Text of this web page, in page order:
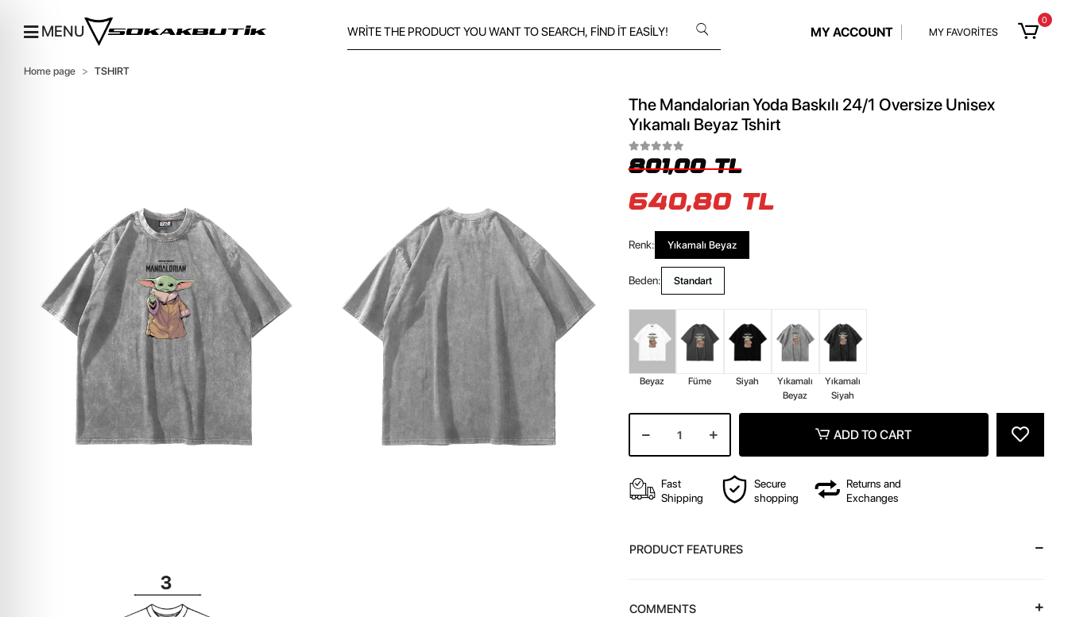
MENU MY ACCOUNT MY FAVORİTES
0
Home page TSHIRT
The Mandalorian Yoda Baskılı 24/1 Oversize Unisex
Yıkamalı Beyaz Tshirt
801,00 TL
640,80 TL
Renk: Yıkamalı Beyaz
Beden: Standart
Beyaz Füme Siyah
Yıkamalı
Beyaz
Yıkamalı
Siyah
ADD TO CART
Fast
Shipping
Secure
shopping
Returns and
Exchanges
PRODUCT FEATURES
COMMENTS